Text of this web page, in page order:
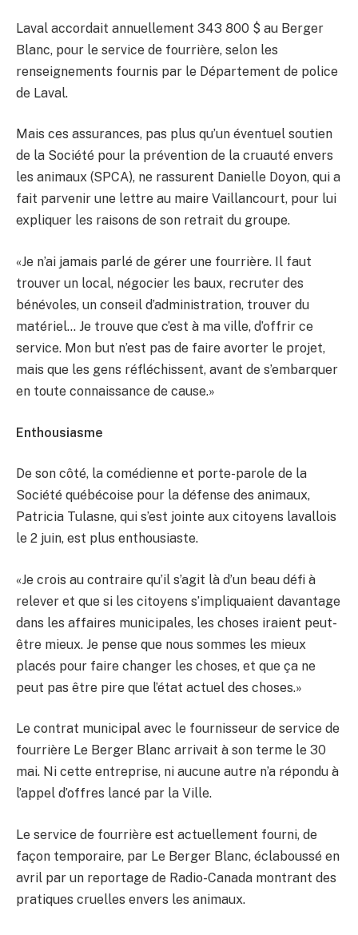
Laval accordait annuellement 343 800 $ au Berger
Blanc, pour le service de fourrière, selon les
renseignements fournis par le Département de police
de Laval.
Mais ces assurances, pas plus qu’un éventuel soutien
de la Société pour la prévention de la cruauté envers
les animaux (SPCA), ne rassurent Danielle Doyon, qui a
fait parvenir une lettre au maire Vaillancourt, pour lui
expliquer les raisons de son retrait du groupe.
«Je n’ai jamais parlé de gérer une fourrière. Il faut
trouver un local, négocier les baux, recruter des
bénévoles, un conseil d’administration, trouver du
matériel… Je trouve que c’est à ma ville, d’offrir ce
service. Mon but n’est pas de faire avorter le projet,
mais que les gens réfléchissent, avant de s’embarquer
en toute connaissance de cause.»
Enthousiasme
De son côté, la comédienne et porte-parole de la
Société québécoise pour la défense des animaux,
Patricia Tulasne, qui s’est jointe aux citoyens lavallois
le 2 juin, est plus enthousiaste.
«Je crois au contraire qu’il s’agit là d’un beau défi à
relever et que si les citoyens s’impliquaient davantage
dans les affaires municipales, les choses iraient peut-
être mieux. Je pense que nous sommes les mieux
placés pour faire changer les choses, et que ça ne
peut pas être pire que l’état actuel des choses.»
Le contrat municipal avec le fournisseur de service de
fourrière Le Berger Blanc arrivait à son terme le 30
mai. Ni cette entreprise, ni aucune autre n’a répondu à
l’appel d’offres lancé par la Ville.
Le service de fourrière est actuellement fourni, de
façon temporaire, par Le Berger Blanc, éclaboussé en
avril par un reportage de Radio-Canada montrant des
pratiques cruelles envers les animaux.